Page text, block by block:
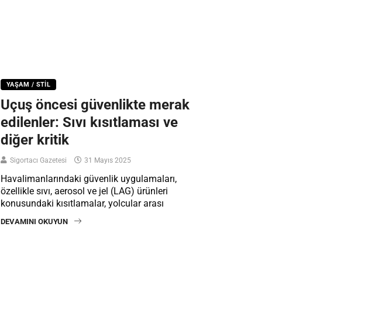
YAŞAM / STIL
Uçuş öncesi güvenlikte merak
edilenler: Sıvı kısıtlaması ve
diğer kritik
Sigortacı Gazetesi 31 Mayıs 2025
Havalimanlarındaki güvenlik uygulamaları,
özellikle sıvı, aerosol ve jel (LAG) ürünleri
konusundaki kısıtlamalar, yolcular arası
DEVAMINI OKUYUN